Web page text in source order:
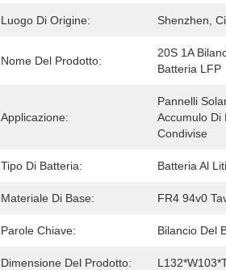
Luogo Di Origine: Shenzhen,
Nome Del Prodotto:
20S 1A
Batteria LFP
Applicazione:
Pannelli
Accumulo Di
Condivise
Tipo Di Batteria: Batteria Al
Materiale Di Base: FR4 94v0
Parole Chiave: Bilancio Del
Dimensione Del Prodotto: